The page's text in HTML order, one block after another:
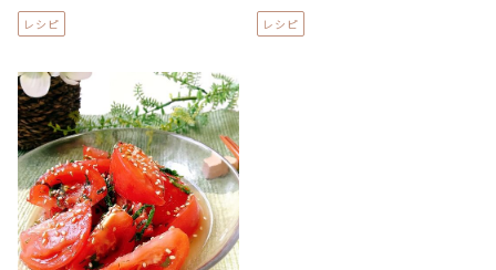
レシピ レシピ